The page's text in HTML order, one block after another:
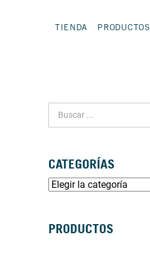
TIENDA PRODUCTOS
CATEGORÍAS
PRODUCTOS